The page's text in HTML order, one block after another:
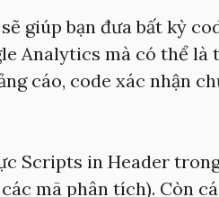
sẽ giúp bạn đưa bất kỳ
Analytics mà có thể là
cáo, code xác nhận
Scripts in Header
mã phân tích). Còn